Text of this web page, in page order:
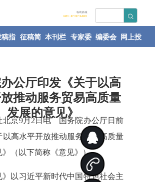
指 征稿简 本刊栏 专家委 编委会 网上投
公厅印发《关于以高
推动服务贸易高质量
发展的意见》
北京9月2日电 国务院办公厅日前
以高水平开放推动服务贸易高质量
》（以下简称《意见》）。
》以习近平新时代中国特色社会主